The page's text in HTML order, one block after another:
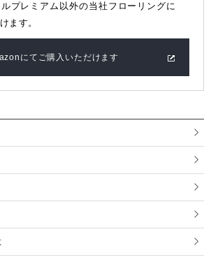
プレミアム以外の当社フローリングに
ます。
にてご購入いただけます